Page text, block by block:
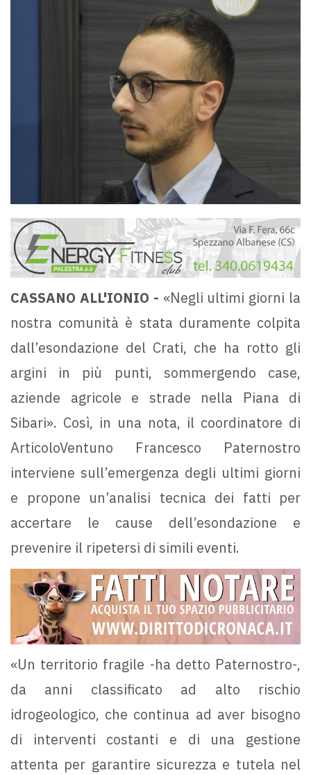
CASSANO ALL'IONIO - «Negli ultimi giorni la
nostra comunità è stata duramente colpita
dall’esondazione del Crati, che ha rotto gli
argini in più punti, sommergendo case,
aziende agricole e strade nella Piana di
Sibari». Così, in una nota, il coordinatore di
ArticoloVentuno Francesco Paternostro
interviene sull’emergenza degli ultimi giorni
e propone un’analisi tecnica dei fatti per
accertare le cause dell’esondazione e
prevenire il ripetersi di simili eventi.
«Un territorio fragile -ha detto Paternostro-,
da anni classificato ad alto rischio
idrogeologico, che continua ad aver bisogno
di interventi costanti e di una gestione
attenta per garantire sicurezza e tutela nel